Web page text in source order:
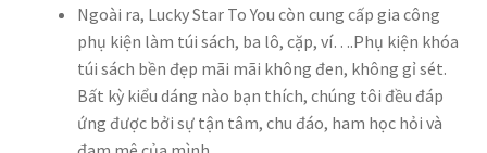
Ngoài ra, Lucky Star To You còn cung cấp gia công
phụ kiện làm túi sách, ba lô, cặp, ví….Phụ kiện khóa
túi sách bền đẹp mãi mãi không đen, không gỉ sét.
Bất kỳ kiểu dáng nào bạn thích, chúng tôi đều đáp
ứng được bởi sự tận tâm, chu đáo, ham học hỏi và